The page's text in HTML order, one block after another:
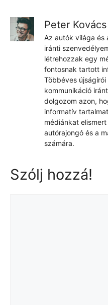
Peter Kovács
Az autók világa és
iránti
létrehozzak egy
fontosnak tartott
Többéves
kommunikáció
dolgozom azon,
informatív
médiánkat
autórajongó és a
számára.
Szólj hozzá!